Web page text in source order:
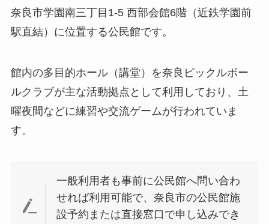
奈良市学園南三丁目1-5 西部会館6階（近鉄学園前
駅直結）に位置する公民館です。
館内の多目的ホール（講堂）を奈良ピックルボー
ルクラブが主な活動拠点として利用しており、土
曜夜間などに練習や交流ゲームが行われていま
す。
一般利用者も事前に公民館へ問い合わ
せれば利用可能で、奈良市の公民館施
設予約または直接窓口で申し込みでき